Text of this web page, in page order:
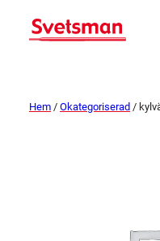
Hem / Okategoriserad /